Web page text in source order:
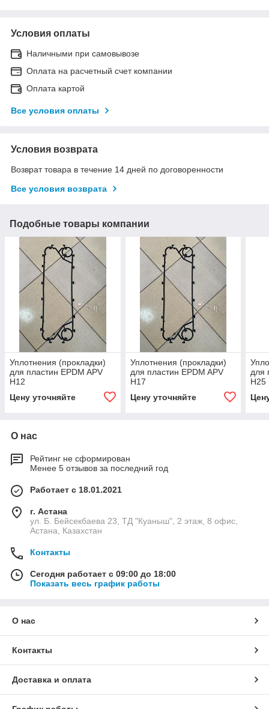
Условия оплаты
Наличными при самовывозе
Оплата на расчетный счет компании
Оплата картой
Все условия оплаты
Условия возврата
Возврат товара в течение 14 дней по договоренности
Все условия возврата
Подобные товары компании
Уплотнения (прокладки)
для пластин EPDM APV
Н12
Цену уточняйте
Уплотнения (прокладки)
для пластин EPDM APV
Н17
Цену уточняйте
для
Н25
О нас
Рейтинг не сформирован
Менее 5 отзывов за последний год
Работает с 18.01.2021
г. Астана
ул. Б. Бейсекбаева 23, ТД "Куаныш", 2 этаж, 8 офис,
Астана, Казахстан
Контакты
Сегодня работает с 09:00 до 18:00
Показать весь график работы
О нас
Контакты
Доставка и оплата